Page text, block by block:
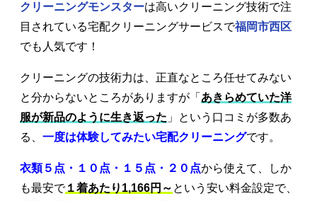
クリーニングモンスターは高いクリーニング技術で注
目されている宅配クリーニングサービスで福岡市西区
でも人気です！
クリーニングの技術力は、正直なところ任せてみない
と分からないところがありますが「 あきらめていた洋
服が新品のように生き返った 」という口コミが多数あ
る、 一度は体験してみたい宅配クリーニングです。
衣類５点・１０点・１５点・２０点から使えて、しか
も最安で１着あたり1,166円～ という安い料金設定で、